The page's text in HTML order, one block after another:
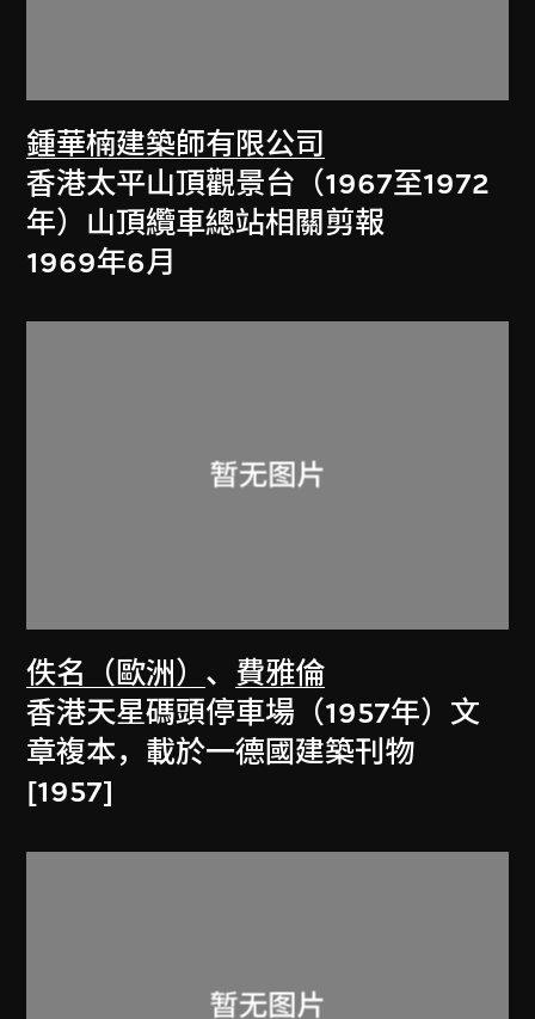
鍾華楠建築師有限公司
香港太平山頂觀景台（1967至1972
年）山頂纜車總站相關剪報
1969年6月
佚名（歐洲） 、 費雅倫
香港天星碼頭停車場（1957年）文
章複本，載於一德國建築刊物
[1957]